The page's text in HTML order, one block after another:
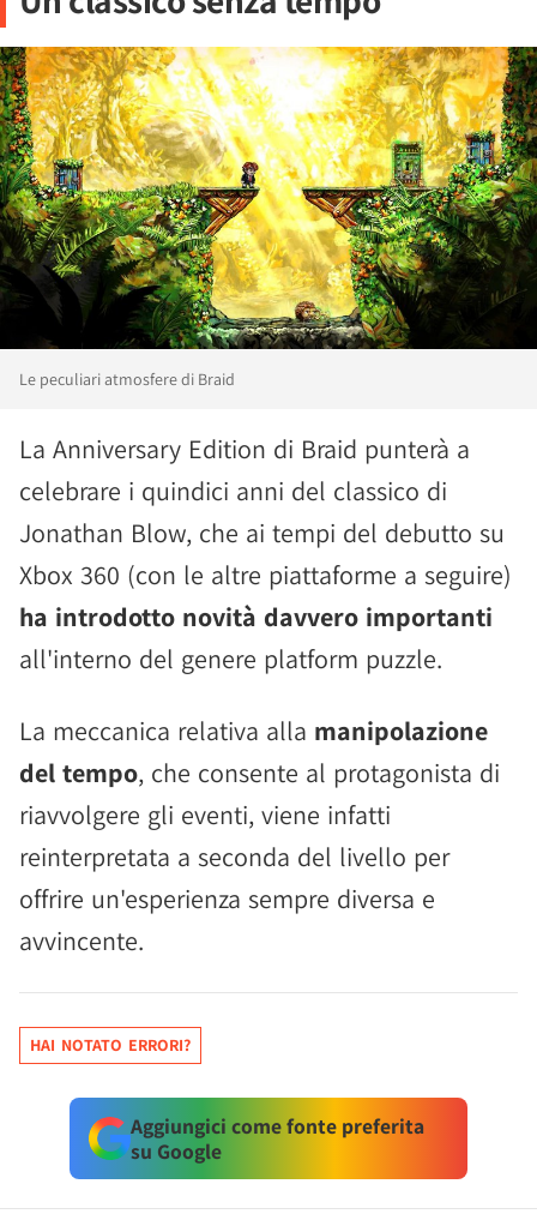
Le peculiari atmosfere di Braid
La Anniversary Edition di Braid punterà a
celebrare i quindici anni del classico di
Jonathan Blow, che ai tempi del debutto su
Xbox 360 (con le altre piattaforme a seguire)
ha introdotto novità davvero importanti
all'interno del genere platform puzzle.
La meccanica relativa alla manipolazione
del tempo, che consente al protagonista di
riavvolgere gli eventi, viene infatti
reinterpretata a seconda del livello per
offrire un'esperienza sempre diversa e
avvincente.
HAI NOTATO ERRORI?
Aggiungici come fonte preferita
su Google